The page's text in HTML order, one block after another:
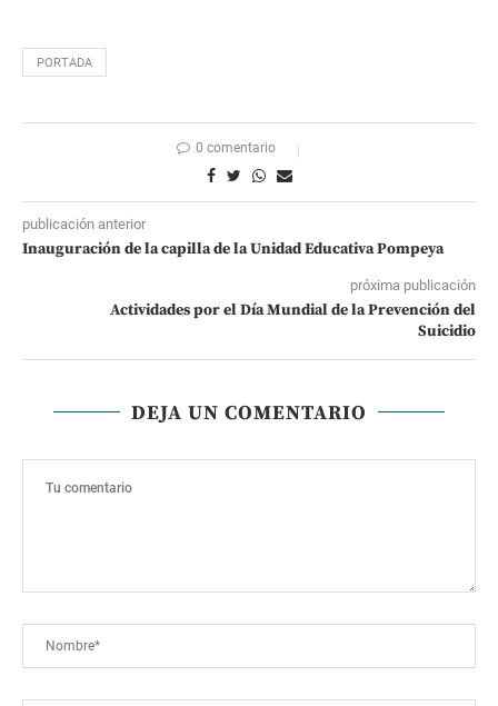
PORTADA
0 comentario
publicación anterior
Inauguración de la capilla de la Unidad Educativa Pompeya
próxima publicación
Actividades por el Día Mundial de la Prevención del
Suicidio
DEJA UN COMENTARIO